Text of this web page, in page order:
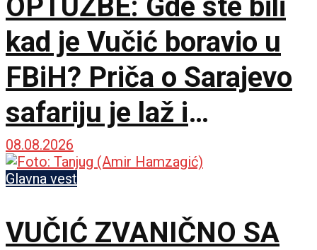
OPTUŽBE: Gde ste bili
kad je Vučić boravio u
FBiH? Priča o Sarajevo
safariju je laž i
propaganda
08.08.2026
Glavna vest
VUČIĆ ZVANIČNO SA